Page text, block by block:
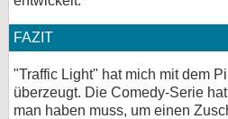
FAZIT
"Traffic Light" hat mich mit dem
überzeugt. Die Comedy-Serie
man haben muss, um einen